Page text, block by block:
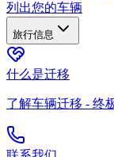
列出您的车辆
旅行信息
什么是迁移
了解车辆迁移 - 终